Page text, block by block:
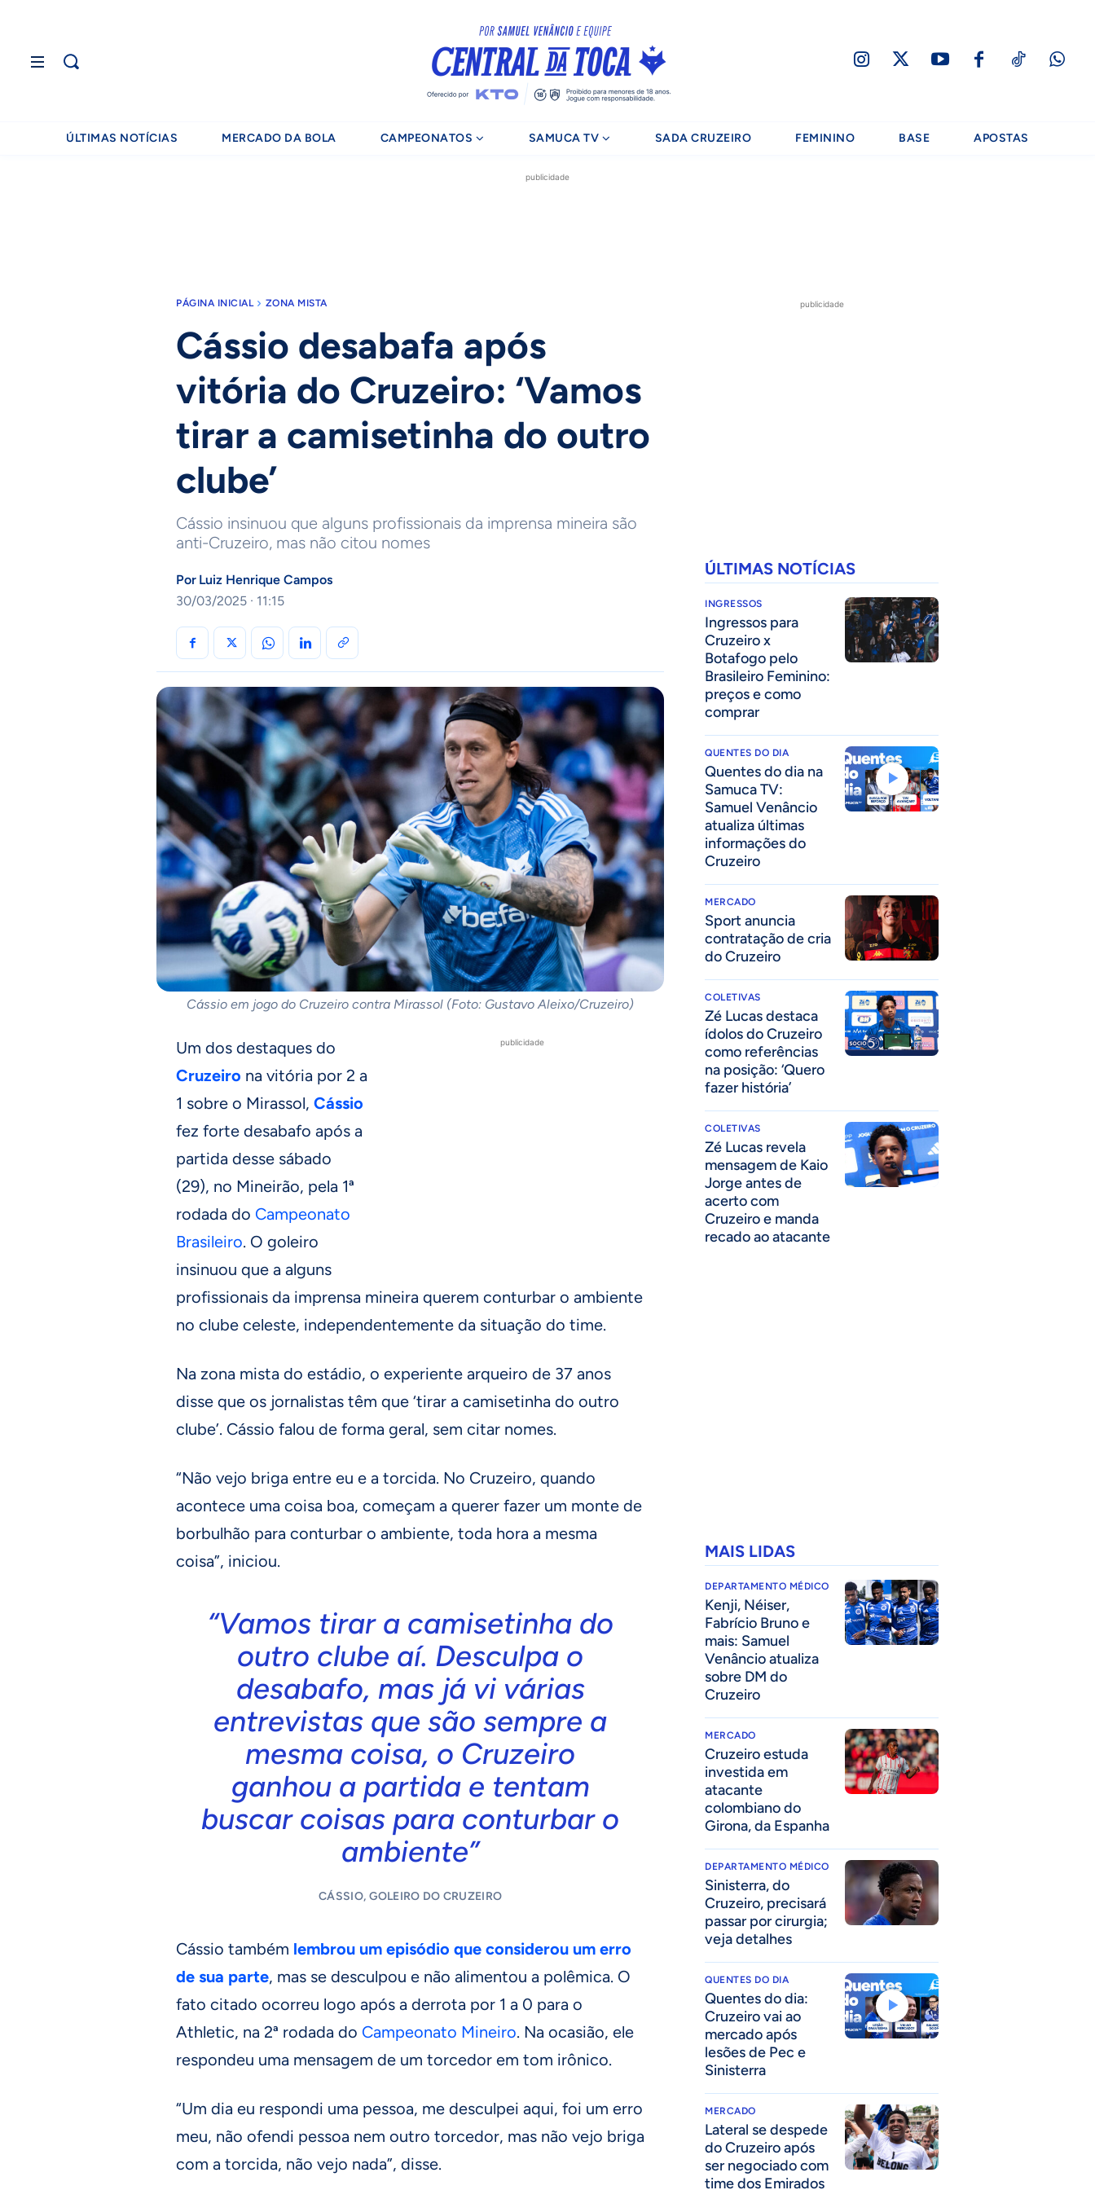
ÚLTIMAS NOTÍCIAS MERCADO DA BOLA CAMPEONATOS SAMUCA TV SADA CRUZEIRO FEMININO BASE APOSTAS
publicidade
PÁGINA INICIAL ZONA MISTA
Cássio desabafa após
vitória do Cruzeiro: ‘Vamos
tirar a camisetinha do outro
clube’
Cássio insinuou que alguns profissionais da imprensa mineira são
anti-Cruzeiro, mas não citou nomes
Por Luiz Henrique Campos
30/03/2025 · 11:15
Cássio em jogo do Cruzeiro contra Mirassol (Foto: Gustavo Aleixo/Cruzeiro)
publicidade
Um dos destaques do
Cruzeiro na vitória por 2 a
1 sobre o Mirassol, Cássio
fez forte desabafo após a
partida desse sábado
(29), no Mineirão, pela 1ª
rodada do Campeonato
Brasileiro. O goleiro
insinuou que a alguns
profissionais da imprensa mineira querem conturbar o ambiente
no clube celeste, independentemente da situação do time.
Na zona mista do estádio, o experiente arqueiro de 37 anos
disse que os jornalistas têm que ‘tirar a camisetinha do outro
clube’. Cássio falou de forma geral, sem citar nomes.
“Não vejo briga entre eu e a torcida. No Cruzeiro, quando
acontece uma coisa boa, começam a querer fazer um monte de
borbulhão para conturbar o ambiente, toda hora a mesma
coisa”, iniciou.
“Vamos tirar a camisetinha do
outro clube aí. Desculpa o
desabafo, mas já vi várias
entrevistas que são sempre a
mesma coisa, o Cruzeiro
ganhou a partida e tentam
buscar coisas para conturbar o
ambiente”
CÁSSIO, GOLEIRO DO CRUZEIRO
Cássio também lembrou um episódio que considerou um erro
de sua parte, mas se desculpou e não alimentou a polêmica. O
fato citado ocorreu logo após a derrota por 1 a 0 para o
Athletic, na 2ª rodada do Campeonato Mineiro. Na ocasião, ele
respondeu uma mensagem de um torcedor em tom irônico.
“Um dia eu respondi uma pessoa, me desculpei aqui, foi um erro
meu, não ofendi pessoa nem outro torcedor, mas não vejo briga
com a torcida, não vejo nada”, disse.
publicidade
ÚLTIMAS NOTÍCIAS
INGRESSOS
Ingressos para
Cruzeiro x
Botafogo pelo
Brasileiro Feminino:
preços e como
comprar
QUENTES DO DIA
Quentes do dia na
Samuca TV:
Samuel Venâncio
atualiza últimas
informações do
Cruzeiro
MERCADO
Sport anuncia
contratação de cria
do Cruzeiro
COLETIVAS
Zé Lucas destaca
ídolos do Cruzeiro
como referências
na posição: ‘Quero
fazer história’
COLETIVAS
Zé Lucas revela
mensagem de Kaio
Jorge antes de
acerto com
Cruzeiro e manda
recado ao atacante
MAIS LIDAS
DEPARTAMENTO MÉDICO
Kenji, Néiser,
Fabrício Bruno e
mais: Samuel
Venâncio atualiza
sobre DM do
Cruzeiro
MERCADO
Cruzeiro estuda
investida em
atacante
colombiano do
Girona, da Espanha
DEPARTAMENTO MÉDICO
Sinisterra, do
Cruzeiro, precisará
passar por cirurgia;
veja detalhes
QUENTES DO DIA
Quentes do dia:
Cruzeiro vai ao
mercado após
lesões de Pec e
Sinisterra
MERCADO
Lateral se despede
do Cruzeiro após
ser negociado com
time dos Emirados